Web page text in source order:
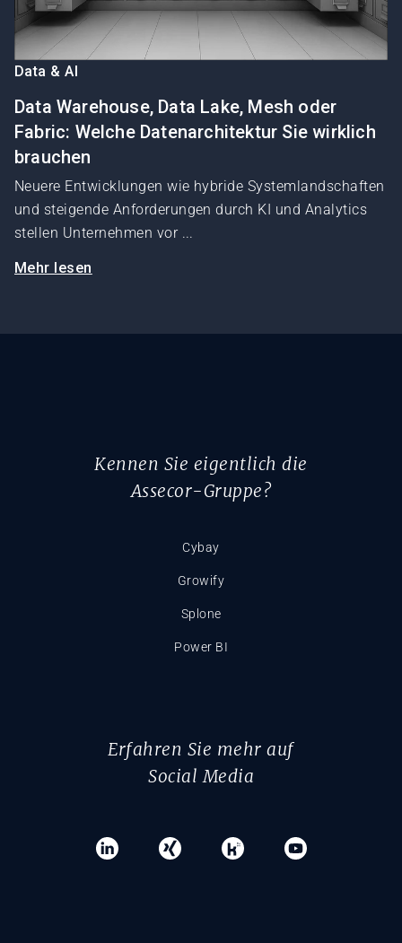
Data & AI
Data Warehouse, Data Lake, Mesh oder
Fabric: Welche Datenarchitektur Sie wirklich
brauchen
Neuere Entwicklungen wie hybride Systemlandschaften
und steigende Anforderungen durch KI und Analytics
stellen Unternehmen vor ...
Mehr lesen
Kennen Sie eigentlich die
Assecor-Gruppe?
Cybay
Growify
Splone
Power BI
Erfahren Sie mehr auf
Social Media